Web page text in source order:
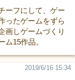
ーフにして、ゲー
ったゲームをずら
画しゲームづくり
15作品。
2019/6/16 15:34